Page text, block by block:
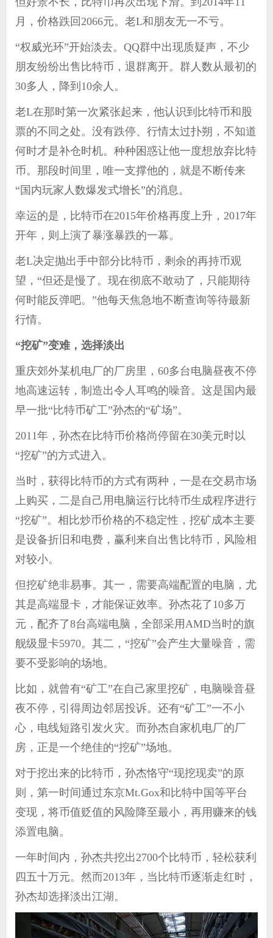
月，价格跌回2066元。老L和朋友无一不亏。
“权威光环”开始淡去。QQ群中出现质疑声，不少
朋友纷纷出售比特币，退群离开。群人数从最初的
30多人，降到10余人。
老L在那时第一次紧张起来，他认识到比特币和股
票的不同之处。没有跌停、行情太过扑朔，不知道
何时才是补仓时机。种种困惑让他一度想放弃比特
币。那段时间里，唯一支撑他的，就是不断传来
“国内玩家人数爆发式增长”的消息。
幸运的是，比特币在2015年价格再度上升，2017年
开年，则上演了暴涨暴跌的一幕。
老L决定抛出手中部分比特币，剩余的再持币观
望，“但还是慢了。现在彻底不敢动了，只能期待
何时能反弹吧。”他每天焦急地不断查询等待最新
行情。
“挖矿”变难，选择淡出
重庆郊外某机电厂的厂房里，60多台电脑昼夜不停
地高速运转，制造出令人耳鸣的噪音。这是国内最
早一批“比特币矿工”孙杰的“矿场”。
2011年，孙杰在比特币价格尚停留在30美元时以
“挖矿”的方式进入。
当时，获得比特币的方式有两种，一是在交易市场
上购买，二是自己用电脑运行比特币生成程序进行
“挖矿”。相比炒币价格的不稳定性，挖矿成本主要
是设备折旧和电费，赢利来自出售比特币，风险相
对较小。
但挖矿绝非易事。其一，需要高端配置的电脑，尤
其是高端显卡，才能保证效率。孙杰花了10多万
元，配齐了8台高端电脑，全部采用AMD当时的旗
舰级显卡5970。其二，“挖矿”会产生大量噪音，需
要不受影响的场地。
比如，就曾有“矿工”在自己家里挖矿，电脑噪音昼
夜不停，引得周边邻居投诉。还有“矿工”一不小
心，电线短路引发火灾。而孙杰自家机电厂的厂
房，正是一个绝佳的“挖矿”场地。
对于挖出来的比特币，孙杰恪守“现挖现卖”的原
则，第一时间通过东京Mt.Gox和比特中国等平台
变现，将币值贬值的风险降至最小，再用赚来的钱
添置电脑。
一年时间内，孙杰共挖出2700个比特币，轻松获利
四五十万元。然而2013年，当比特币逐渐走红时，
孙杰却选择淡出江湖。